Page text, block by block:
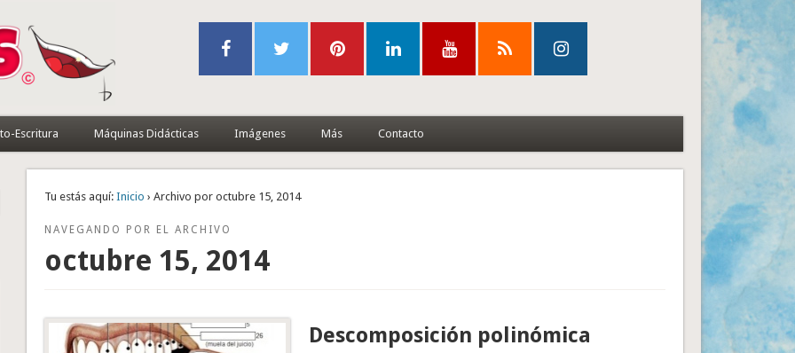
Escritura Máquinas Didácticas Imágenes Más Contacto
Tu estás aquí: Inicio › Archivo por octubre 15, 2014
NAVEGANDO POR EL ARCHIVO
octubre 15, 2014
Descomposición polinómica